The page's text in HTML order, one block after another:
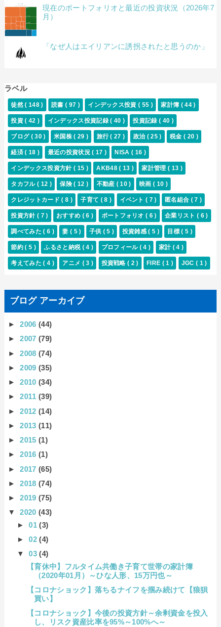
現在のポートフォリオと最近の投資状況（2026年7
月）
「なぜ人はエイリアンに誘拐されたと思うのか」
ラベル
徒然( 148 ) 読書 ( 97 ) インデックス投資( 55 ) 家計簿 ( 44 )
投資( 42 ) インデックス投資記録( 40 ) 投資記録( 40 )
ブログ ( 30 ) 米国株( 29 ) 旅行( 27 ) 政治 ( 25 ) 税金 ( 20 )
経済( 18 ) 最近の投資状況( 17 ) NISA( 16 )
インデックス投資方針 ( 15 ) AKB48( 13 ) 家計管理( 13 )
タカフル( 12 ) 保険( 12 ) 不動産 ( 10 ) 映画( 10 )
クレジットカード( 8 ) 子育て ( 8 ) イベント( 7 ) 匿名組合 ( 7 )
投資方針( 7 ) おすすめ ( 6 ) ポートフォリオ( 6 ) 企業リスト ( 6 )
調べてみた( 6 ) 妻 ( 5 ) 子供 ( 5 ) 投資雑感( 5 ) 目標( 5 )
節約( 5 ) ふるさと納税 ( 4 ) プロフィール ( 4 ) 家計 ( 4 )
考えてみた( 4 ) アニメ ( 3 ) 投資戦略( 2 ) FIRE ( 1 ) JGC ( 1 )
ブログ アーカイブ
►2006(44)
►2007(79)
►2008(74)
►2009(35)
►2010(34)
►2011(39)
►2012(14)
►2013(11)
►2015(1)
►2016(1)
►2017(65)
►2018(74)
►2019(75)
▼2020(43)
►01(3)
►02(4)
▼03(4)
【育休中】フルタイム共働き子育て世帯の家計簿
（2020年01月）～ひな人形、15万円也～
【コロナショック】落ちるナイフを掴み続けて【狼狽
買い】
【コロナショック】今後の投資方針～余剰資金を投入
し、リスク資産比率を95%～100%へ～